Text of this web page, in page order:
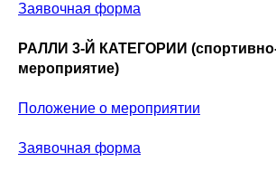
Заявочная форма
РАЛЛИ 3-Й КАТЕГОРИИ
мероприятие)
Положение о мероприятии
Заявочная форма